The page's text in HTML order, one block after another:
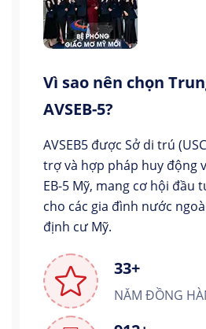
Vì sao nên chọn
AVSEB-5?
AVSEB5 được Sở di trú
trợ và hợp pháp huy động
EB-5 Mỹ, mang cơ hội đầu
cho các gia đình nước
định cư Mỹ.
33+
NĂM ĐỒNG